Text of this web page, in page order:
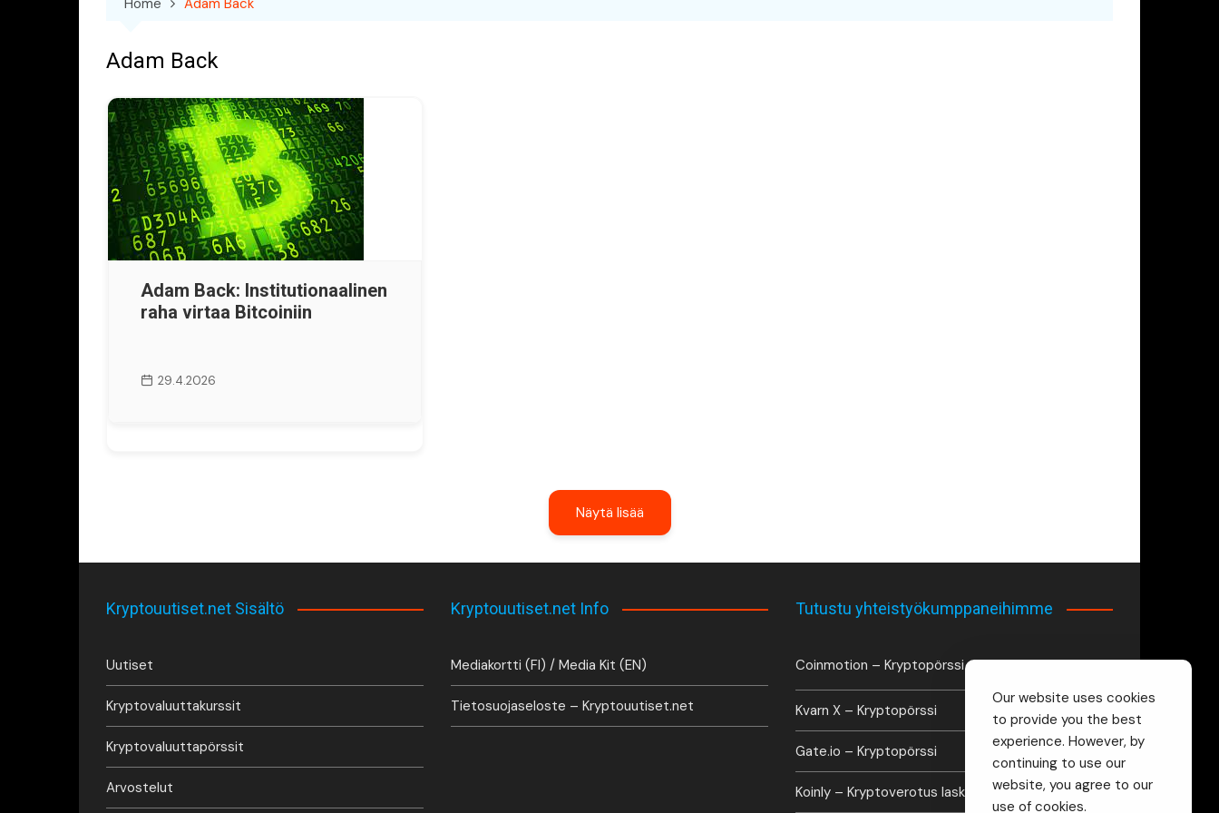
Adam Back
Adam Back: Institutionaalinen
raha virtaa Bitcoiniin
29.4.2026
Näytä lisää
Kryptouutiset.net Sisältö
Uutiset
Kryptovaluuttakurssit
Kryptovaluuttapörssit
Arvostelut
Kryptouutiset.net Info
Mediakortti (FI) / Media Kit (EN)
Tietosuojaseloste – Kryptouutiset.net
Tutustu yhteistyökumppaneihimme
Coinmotion – Kryptopörssi
Kvarn X – Kryptopörssi
Gate.io – Kryptopörssi
Koinly – Kryptoverotus laskuri
Our website uses cookies
to provide you the best
experience. However, by
continuing to use our
website, you agree to our
use of cookies.